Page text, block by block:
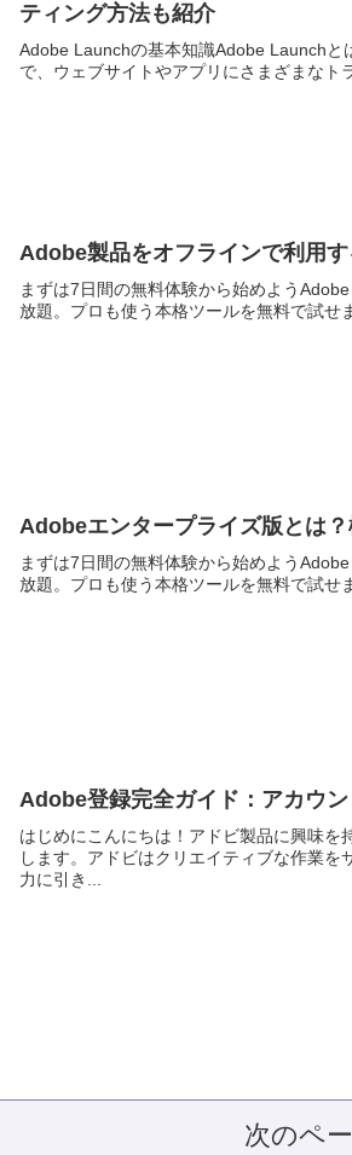
ティング方法も紹介
Adobe Launchの基本知識Adobe Launchと
で、ウェブサイトやアプリにさまざまな
Adobe製品をオフラインで利用
まずは7日間の無料体験から始めよう
放題。プロも使う本格ツールを無料で試
Adobeエンタープライズ版とは
まずは7日間の無料体験から始めよう
放題。プロも使う本格ツールを無料で試
Adobe登録完全ガイド：アカウ
はじめにこんにちは！アドビ製品に興味を
します。アドビはクリエイティブな作業
力に引き...
次のペ